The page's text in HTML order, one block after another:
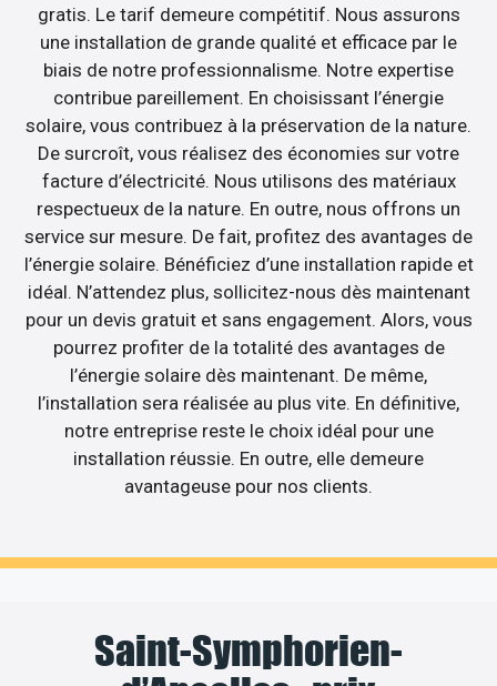
gratis. Le tarif demeure compétitif. Nous assurons
une installation de grande qualité et efficace par le
biais de notre professionnalisme. Notre expertise
contribue pareillement. En choisissant l’énergie
solaire, vous contribuez à la préservation de la nature.
De surcroît, vous réalisez des économies sur votre
facture d’électricité. Nous utilisons des matériaux
respectueux de la nature. En outre, nous offrons un
service sur mesure. De fait, profitez des avantages de
l’énergie solaire. Bénéficiez d’une installation rapide et
idéal. N’attendez plus, sollicitez-nous dès maintenant
pour un devis gratuit et sans engagement. Alors, vous
pourrez profiter de la totalité des avantages de
l’énergie solaire dès maintenant. De même,
l’installation sera réalisée au plus vite. En définitive,
notre entreprise reste le choix idéal pour une
installation réussie. En outre, elle demeure
avantageuse pour nos clients.
Saint-Symphorien-